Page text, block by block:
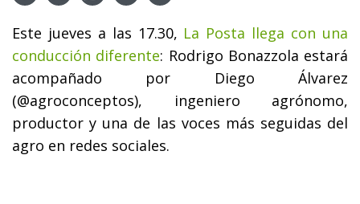
Este jueves a las 17.30, La Posta llega con una
conducción diferente: Rodrigo Bonazzola estará
acompañado por Diego Álvarez
(@agroconceptos), ingeniero agrónomo,
productor y una de las voces más seguidas del
agro en redes sociales.